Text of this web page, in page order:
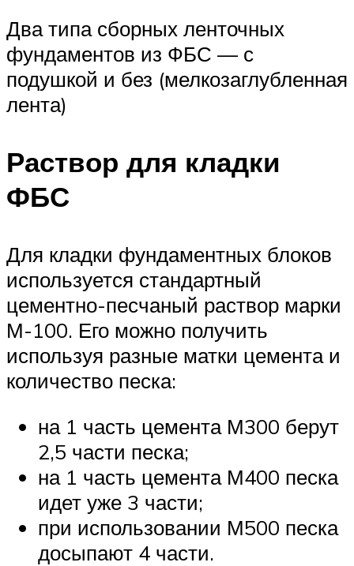
Два типа сборных ленточных
фундаментов из ФБС — с
подушкой и без (мелкозаглубленная
лента)
Раствор для кладки
ФБС
Для кладки фундаментных блоков
используется стандартный
цементно-песчаный раствор марки
М-100. Его можно получить
используя разные матки цемента и
количество песка:
на 1 часть цемента М300 берут
2,5 части песка;
на 1 часть цемента М400 песка
идет уже 3 части;
при использовании М500 песка
досыпают 4 части.